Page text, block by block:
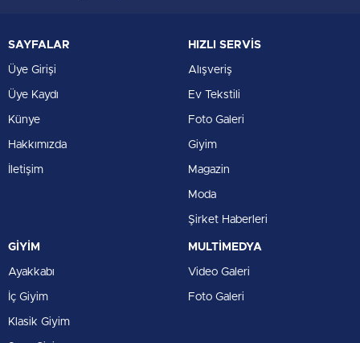
SAYFALAR
Üye Girişi
Üye Kaydı
Künye
Hakkımızda
İletişim
HIZLI SERVİS
Alışveriş
Ev Tekstili
Foto Galeri
Giyim
Magazin
Moda
Şirket Haberleri
GİYİM
Ayakkabı
İç Giyim
Klasik Giyim
MULTİMEDYA
Video Galeri
Foto Galeri